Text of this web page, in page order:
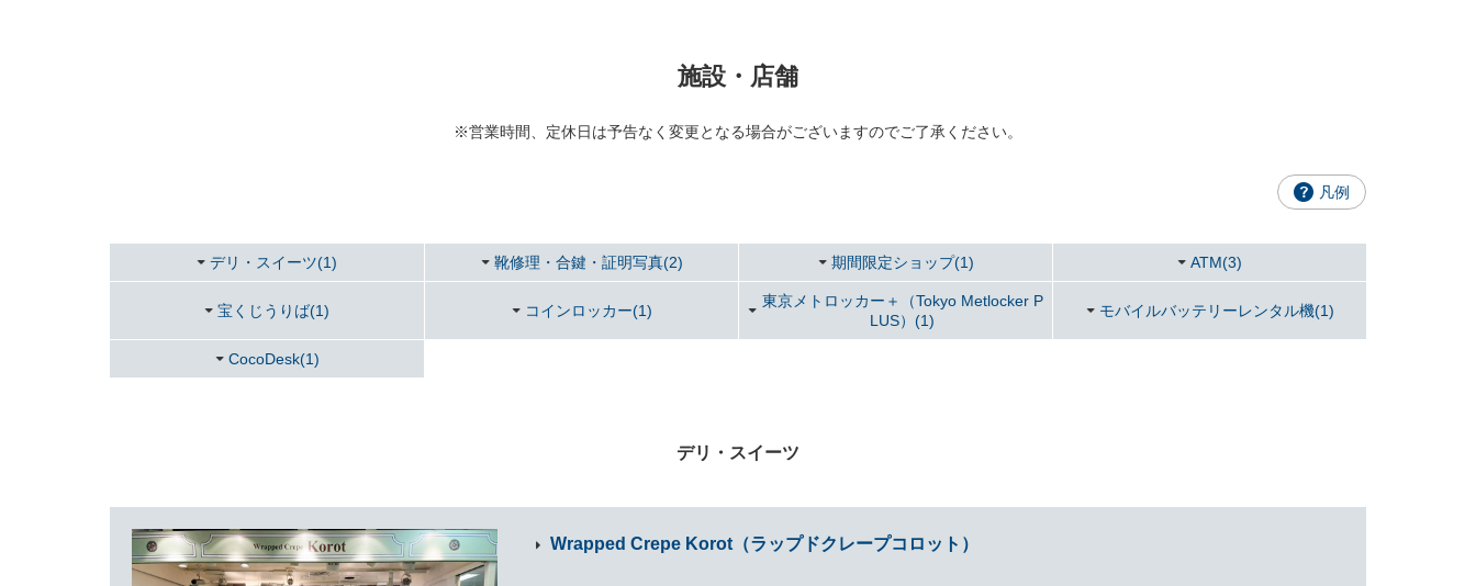
施設・店舗
※営業時間、定休日は予告なく変更となる場合がございますのでご了承ください。
凡例
デリ・スイーツ(1) 靴修理・合鍵・証明写真(2) 期間限定ショップ(1) ATM(3)
宝くじうりば(1) コインロッカー(1)
東京メトロッカー＋（Tokyo Metlocker P
LUS）(1)
モバイルバッテリーレンタル機(1)
CocoDesk(1)
デリ・スイーツ
Wrapped Crepe Korot（ラップドクレープコロット）